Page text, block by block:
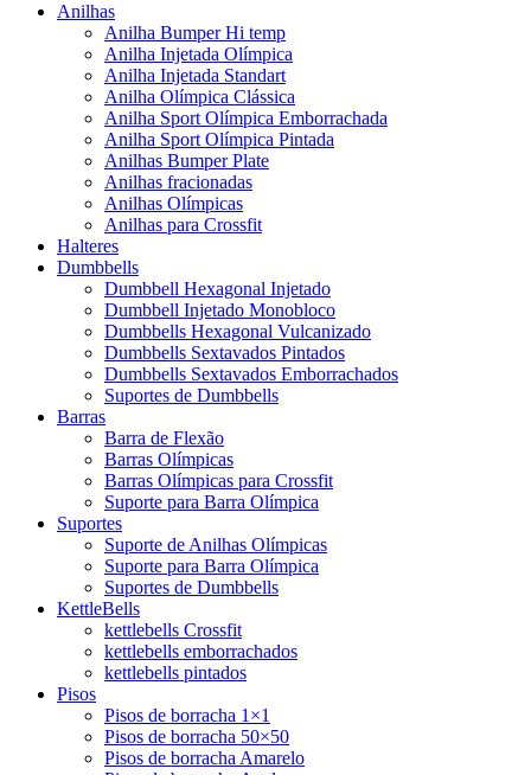
Anilhas
Anilha Bumper Hi temp
Anilha Injetada Olímpica
Anilha Injetada Standart
Anilha Olímpica Clássica
Anilha Sport Olímpica Emborrachada
Anilha Sport Olímpica Pintada
Anilhas Bumper Plate
Anilhas fracionadas
Anilhas Olímpicas
Anilhas para Crossfit
Halteres
Dumbbells
Dumbbell Hexagonal Injetado
Dumbbell Injetado Monobloco
Dumbbells Hexagonal Vulcanizado
Dumbbells Sextavados Pintados
Dumbbells Sextavados Emborrachados
Suportes de Dumbbells
Barras
Barra de Flexão
Barras Olímpicas
Barras Olímpicas para Crossfit
Suporte para Barra Olímpica
Suportes
Suporte de Anilhas Olímpicas
Suporte para Barra Olímpica
Suportes de Dumbbells
KettleBells
kettlebells Crossfit
kettlebells emborrachados
kettlebells pintados
Pisos
Pisos de borracha 1×1
Pisos de borracha 50×50
Pisos de borracha Amarelo